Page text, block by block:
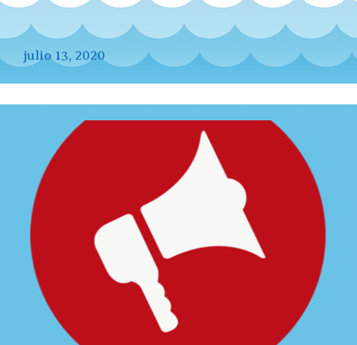
julio 13, 2020